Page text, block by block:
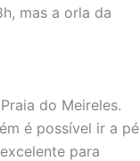
mas a orla da
do Meireles.
é possível ir a pé
para